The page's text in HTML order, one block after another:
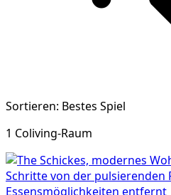
Sortieren: Bestes Spiel
1 Coliving-Raum